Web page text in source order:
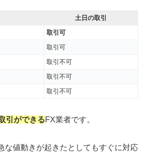
土日の取引
取引可
取引可
取引不可
取引不可
取引不可
引ができるFX業者です。
な値動きが起きたとしてもすぐに対応